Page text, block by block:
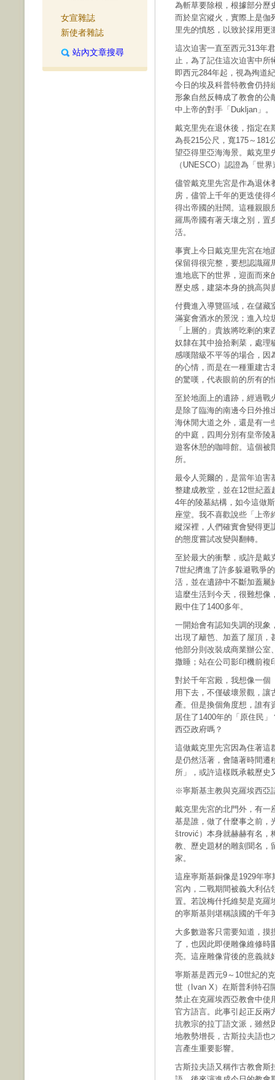
女宣雜誌
新使者雜誌
站內文章搜尋
為斬草要除根，根據部分歷
而於皇宮縱火，實際上是伽
里先的憤怒，以致於採用更
這次迫害一直至西元313年
止，為了記住這次迫害中所
即西元284年起，視為殉道
今日的埃及科普特教會仍持
形象自然反轉成了教會的公
中上帝的對手「Dukljan」。
戴克里先在退休後，指定在
為長215公尺，寬175～181
望亞得里亞海海景。戴克里
（UNESCO）認證為「世
儘管戴克里先宮是作為退休
房，儘管上千年的更迭使得
得出帝國的壯闊。這種親眼
羅馬帝國有著天壤之別，置
活。
事實上今日戴克里先宮在地
保留得很完整，要想認識羅
進地底下的世界，迎面而來
歷史感，建築本身的挑高與
付費進入導覽區域，在儲藏
滿宴會酒水的景況；進入垃
「上層的」貴族將吃剩的
奴隸在其中撿拾剩菜，處理
感嘆階級不平等的場合，因
的心情，而是在一種重建古
的驚嘆，代表眼前的所有的
至於地面上的遺跡，經過戰
是除了臨海的南邊今日外推
海休閒大道之外，還是有一
的中庭，四周分別有皇帝陵
遊客休憩的咖啡館。這個被
所。
最令人莞爾的，是當年迫害
整建成教堂，並在12世紀
4年的陵墓結構，如今這做
座堂。我不喜歡說些「上帝
縱深裡，人們確實會變得更
的態度嘗試改變與翻轉。
至於最大的衝擊，或許是戴
7世紀擠進了許多躲避戰爭
活，並在遺跡中不斷加蓋屬
這麼生活到今天，很難想像
殿中住了1400多年。
一開始會有認知失調的現象
出現了籬笆、加蓋了屋頂，
他部分則改裝成商業辦公室
撒睡；站在公司影印機前複
對於千年宮殿，我想像一個
用下去，不僅破壞景觀，讓
產。但是換個角度想，誰有
居住了1400年的「原住民
西亞政府嗎？
這做戴克里先宮因為住著這
是仍然活著，會隨著時間遷
所」，或許這樣既承載歷史
※寧斯基主教與克羅埃西亞
戴克里先宮的北門外，有一
基是誰，做了什麼事之前，
štrović）本身就赫赫有名，
教、歷史題材的雕刻聞名，
家。
這座寧斯基銅像是1929年
宮內，二戰期間被義大利佔
置。若說梅什托維契是克羅
的寧斯基則堪稱該國的千年
大多數遊客只需要知道，摸
了，也因此即便雕像維修時
亮。這座雕像背後的意義就
寧斯基是西元9～10世紀的
世（Ivan X）在斯普利特召
禁止在克羅埃西亞教會中使
官方語言。此事引起正反兩
抗教宗的拉丁語文派，雖然
地教勢增長，古斯拉夫語也
言產生重要影響。
古斯拉夫語又稱作古教會斯